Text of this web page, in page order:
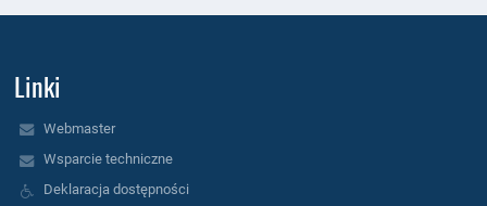
Linki
Webmaster
Wsparcie techniczne
Deklaracja dostępności